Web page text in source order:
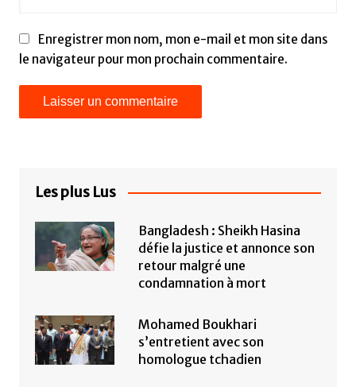
Enregistrer mon nom, mon e-mail et mon site dans
le navigateur pour mon prochain commentaire.
Les plus Lus
Bangladesh : Sheikh Hasina
défie la justice et annonce son
retour malgré une
condamnation à mort
Mohamed Boukhari
s’entretient avec son
homologue tchadien